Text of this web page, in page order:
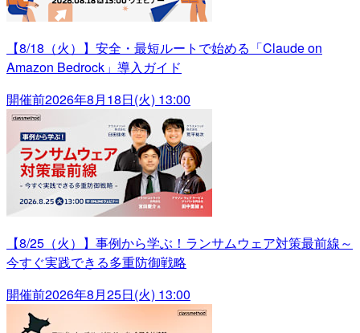
【8/18（火）】安全・最短ルートで始める「Claude on
Amazon Bedrock」導入ガイド
開催前2026年8月18日(火) 13:00
【8/25（火）】事例から学ぶ！ランサムウェア対策最前線～
今すぐ実践できる多重防御戦略
開催前2026年8月25日(火) 13:00